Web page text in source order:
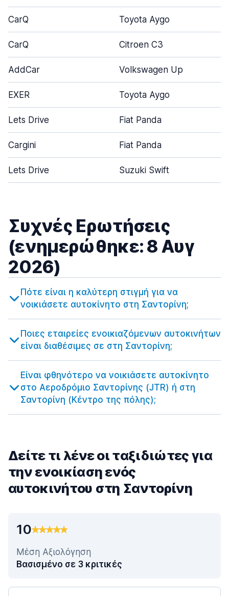
CarQ Toyota Aygo
CarQ Citroen C3
AddCar Volkswagen Up
EXER Toyota Aygo
Lets Drive Fiat Panda
Cargini Fiat Panda
Lets Drive Suzuki Swift
Συχνές Ερωτήσεις
(ενημερώθηκε: 8 Αυγ
2026)
Πότε είναι η καλύτερη στιγμή για να
νοικιάσετε αυτοκίνητο στη Σαντορίνη;
Ποιες εταιρείες ενοικιαζόμενων αυτοκινήτων
είναι διαθέσιμες σε στη Σαντορίνη;
Είναι φθηνότερο να νοικιάσετε αυτοκίνητο
στο Αεροδρόμιο Σαντορίνης (JTR) ή στη
Σαντορίνη (Κέντρο της πόλης);
Δείτε τι λένε οι ταξιδιώτες για
την ενοικίαση ενός
αυτοκινήτου στη Σαντορίνη
10
Μέση Αξιολόγηση
Βασισμένο σε 3 κριτικές